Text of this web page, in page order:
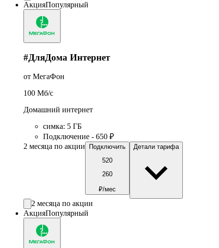
АкцияПопулярный
#ДляДома Интернет
от МегаФон
100 Мб/c
Домашний интернет
симка: 5 ГБ
Подключение - 650 ₽
2 месяца по акции
Подключить
520
260
₽/мес
Детали тарифа
2 месяца по акции
АкцияПопулярный